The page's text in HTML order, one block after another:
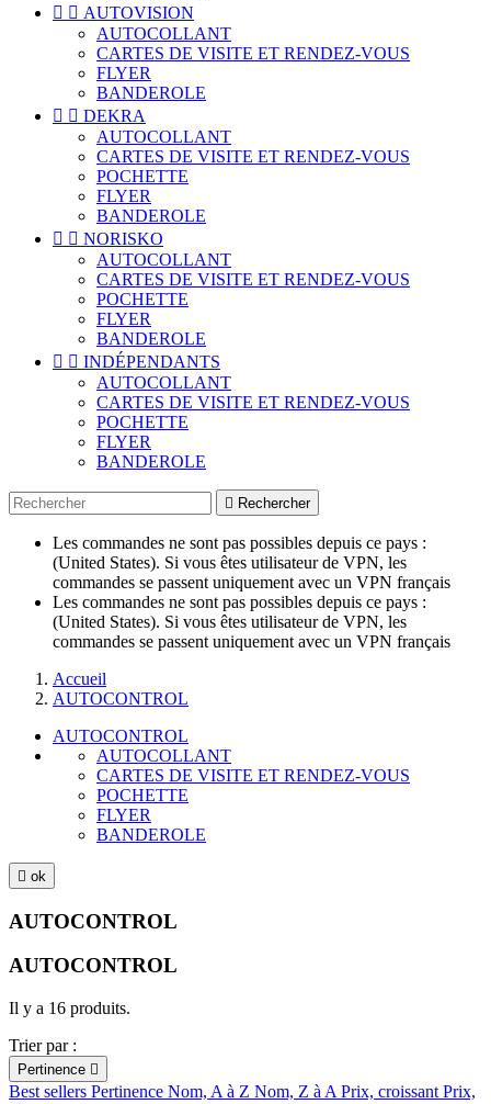
  AUTOVISION
AUTOCOLLANT
CARTES DE VISITE ET RENDEZ-VOUS
FLYER
BANDEROLE
  DEKRA
AUTOCOLLANT
CARTES DE VISITE ET RENDEZ-VOUS
POCHETTE
FLYER
BANDEROLE
  NORISKO
AUTOCOLLANT
CARTES DE VISITE ET RENDEZ-VOUS
POCHETTE
FLYER
BANDEROLE
  INDÉPENDANTS
AUTOCOLLANT
CARTES DE VISITE ET RENDEZ-VOUS
POCHETTE
FLYER
BANDEROLE
 Rechercher
Les commandes ne sont pas possibles depuis ce pays :
(United States). Si vous êtes utilisateur de VPN, les
commandes se passent uniquement avec un VPN français
Les commandes ne sont pas possibles depuis ce pays :
(United States). Si vous êtes utilisateur de VPN, les
commandes se passent uniquement avec un VPN français
Accueil
AUTOCONTROL
AUTOCONTROL
AUTOCOLLANT
CARTES DE VISITE ET RENDEZ-VOUS
POCHETTE
FLYER
BANDEROLE
 ok
AUTOCONTROL
AUTOCONTROL
Il y a 16 produits.
Trier par :
Pertinence 
Best sellers Pertinence Nom, A à Z Nom, Z à A Prix, croissant Prix,